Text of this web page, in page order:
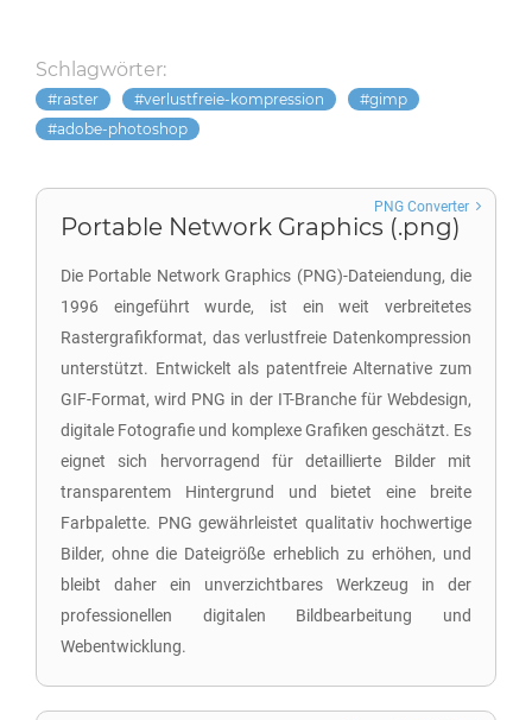
Schlagwörter:
raster verlustfreie-kompression
gimp
adobe-photoshop
Portable Network Graphics (.png)
Die Portable Network Graphics (PNG)-Dateiendung, die
1996 eingeführt wurde, ist ein weit verbreitetes
Rastergrafikformat, das verlustfreie Datenkompression
unterstützt. Entwickelt als patentfreie Alternative zum
GIF-Format, wird PNG in der IT-Branche für Webdesign,
digitale Fotografie und komplexe Grafiken geschätzt. Es
eignet sich hervorragend für detaillierte Bilder mit
transparentem Hintergrund und bietet eine breite
Farbpalette. PNG gewährleistet qualitativ hochwertige
Bilder, ohne die Dateigröße erheblich zu erhöhen, und
bleibt daher ein unverzichtbares Werkzeug in der
professionellen digitalen Bildbearbeitung und
Webentwicklung.
PNG Converter